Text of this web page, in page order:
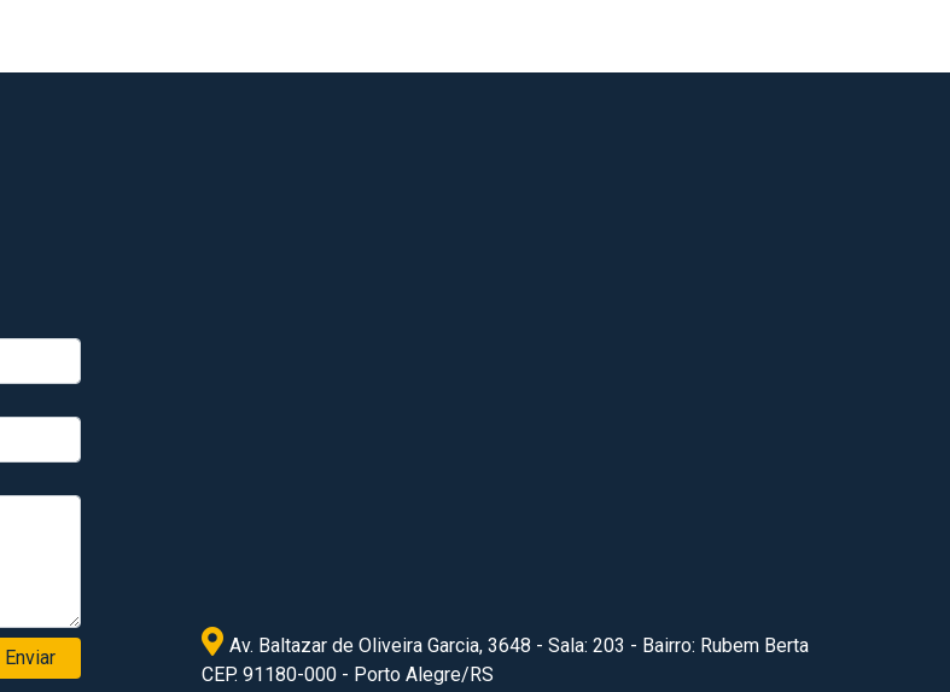
Enviar
Av. Baltazar de Oliveira Garcia, 3648 - Sala: 203 - Bairro: Rubem Berta
CEP. 91180-000 - Porto Alegre/RS